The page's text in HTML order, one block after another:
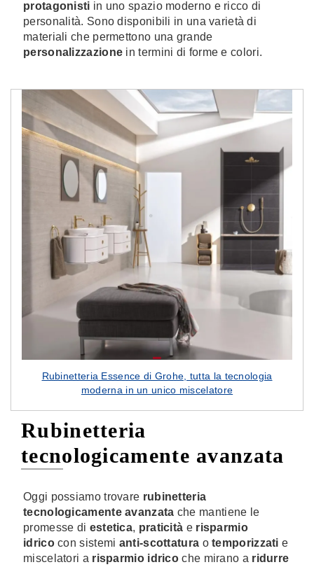
protagonisti in uno spazio moderno e ricco di
personalità. Sono disponibili in una varietà di
materiali che permettono una grande
personalizzazione in termini di forme e colori.
Rubinetteria Essence di Grohe, tutta la tecnologia
moderna in un unico miscelatore
Rubinetteria
tecnologicamente avanzata
Oggi possiamo trovare rubinetteria
tecnologicamente avanzata che mantiene le
promesse di estetica, praticità e risparmio
idricocon sistemi anti-scottatura otemporizzatie
miscelatori a risparmio idrico che mirano a ridurre